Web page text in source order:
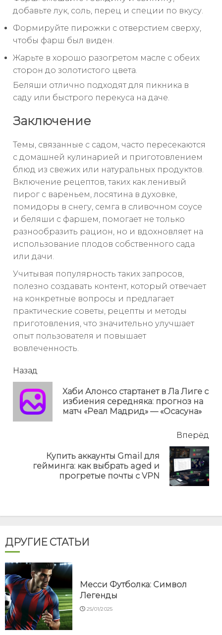
добавьте лук, соль, перец и специи по вкусу.
Формируйте пирожки с отверстием сверху,
чтобы фарш был виден.
Жарьте в хорошо разогретом масле с обеих
сторон до золотистого цвета.
Беляши отлично подходят для пикника в
саду или быстрого перекуса на даче.
Заключение
Темы, связанные с садом, часто пересекаются
с домашней кулинарией и приготовлением
блюд из свежих или натуральных продуктов.
Включение рецептов, таких как ленивый
пирог с вареньем, лосятина в духовке,
помидоры в снегу, семга в сливочном соусе
и беляши с фаршем, помогает не только
разнообразить рацион, но и вдохновляет на
использование плодов собственного сада
или дачи.
Учитывая популярность таких запросов,
полезно создавать контент, который отвечает
на конкретные вопросы и предлагает
практические советы, рецепты и методы
приготовления, что значительно улучшает
опыт пользователя и повышает
вовлеченность.
читать
еще
Назад
Хаби Алонсо стартанет в Ла Лиге с
избиения середняка: прогноз на
матч «Реал Мадрид» — «Осасуна»
Вперёд
Купить аккаунты Gmail для
гейминга: как выбрать aged и
прогретые почты с VPN
ДРУГИЕ СТАТЬИ
Месси Футболка: Символ
Легенды
25/01/2025